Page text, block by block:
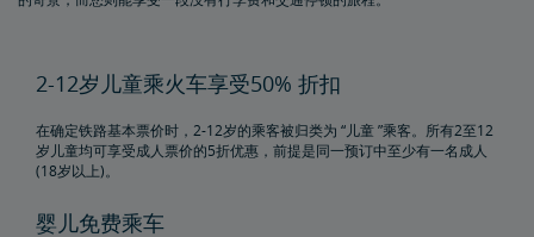
Kids 'n' Trains
2-12岁儿童乘火车享受50% 折扣
在确定铁路基本票价时，2-12岁的乘客被归类为 “儿童 ”乘客。所有2至12
岁儿童均可享受成人票价的5折优惠，前提是同一预订中至少有一名成人
(18岁以上)。
婴儿免费乘车